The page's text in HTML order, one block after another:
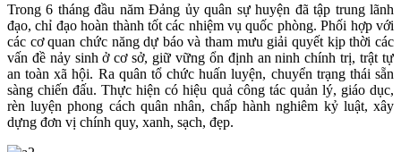
Trong 6 tháng đầu năm Đảng ủy quân sự huyện đã tập trung lãnh
đạo, chỉ đạo hoàn thành tốt các nhiệm vụ quốc phòng. Phối hợp với
các cơ quan chức năng dự báo và tham mưu giải quyết kịp thời các
vấn đề nảy sinh ở cơ sở, giữ vững ổn định an ninh chính trị, trật tự
an toàn xã hội. Ra quân tổ chức huấn luyện, chuyển trạng thái sẵn
sàng chiến đấu. Thực hiện có hiệu quả công tác quản lý, giáo dục,
rèn luyện phong cách quân nhân, chấp hành nghiêm kỷ luật, xây
dựng đơn vị chính quy, xanh, sạch, đẹp.